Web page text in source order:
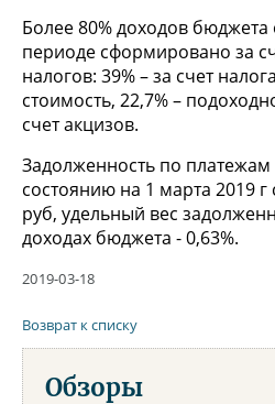
Более 80% доходов бюджета
периоде сформировано за
налогов: 39% – за счет
стоимость, 22,7% –
счет акцизов.
Задолженность по
состоянию на 1 марта 2019
руб, удельный вес
доходах бюджета - 0,63%.
2019-03-18
Возврат к списку
Обзоры